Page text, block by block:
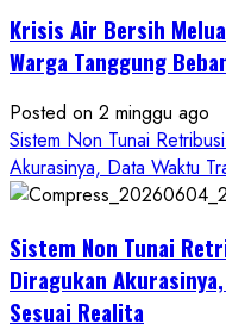
Krisis Air Bersih
Warga Tanggung
Posted on 2 minggu ago
Sistem Non Tunai
Akurasinya, Data Waktu
Sistem Non Tunai
Diragukan
Sesuai Realita